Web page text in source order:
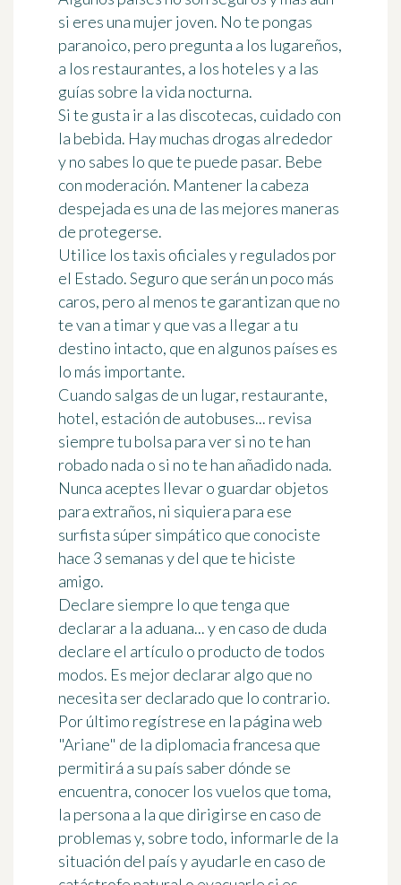
si eres una mujer joven. No te pongas
paranoico, pero pregunta a los lugareños,
a los restaurantes, a los hoteles y a las
guías sobre la vida nocturna.
Si te gusta ir a las discotecas, cuidado con
la bebida. Hay muchas drogas alrededor
y no sabes lo que te puede pasar. Bebe
con moderación. Mantener la cabeza
despejada es una de las mejores maneras
de protegerse.
Utilice lostaxis oficiales y regulados por
el Estado. Seguro que serán un poco más
caros, pero al menos te garantizan que no
te van a timar y que vas a llegar a tu
destino intacto, que en algunos países es
lo más importante.
Cuando salgas de un lugar, restaurante,
hotel, estación de autobuses... revisa
siempre tu bolsa para ver si no te han
robado nada o si no te han añadido nada.
Nunca aceptes llevar o guardar objetos
para extraños, ni siquiera para ese
surfista súper simpático que conociste
hace 3 semanas y del que te hiciste
amigo.
Declare siempre lo que tenga que
declarar a la aduana... y en caso de duda
declare el artículo o producto de todos
modos. Es mejor declarar algo que no
necesita ser declarado que lo contrario.
Por último regístrese en la página web
"Ariane" de la diplomacia francesa que
permitirá a su país saber dónde se
encuentra, conocer los vuelos que toma,
la persona a la que dirigirse en caso de
problemas y, sobre todo, informarle de la
situación del país y ayudarle en caso de